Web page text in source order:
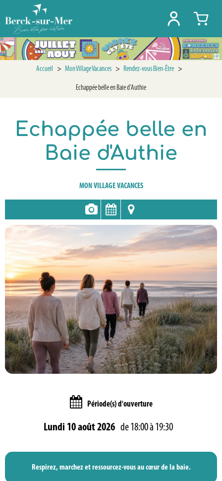
Accueil > Mon Village Vacances > Rendez-vous Bien-Être >
Echappée belle en Baie d'Authie
Echappée belle en
Baie d'Authie
MON VILLAGE VACANCES
Période(s) d'ouverture
Lundi 10 août 2026 de 18:00 à 19:30
Respirez, marchez et ressourcez-vous au cœur de la baie.